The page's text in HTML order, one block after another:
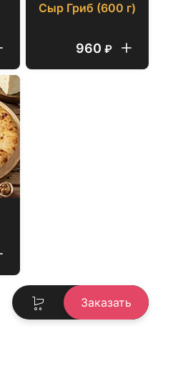
Сыр Гриб (600 г)
960 ₽
Заказать